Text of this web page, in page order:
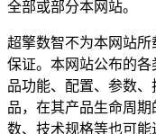
全部或部分本网站。
超擎数智不为本网站
保证。本网站公布的
品功能、配置、参数
品，在其产品生命周
数、技术规格等也可